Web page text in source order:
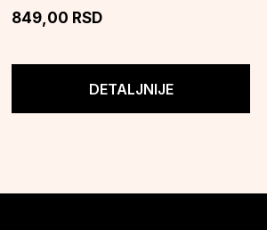
DETALJNIJE
849,00 RSD